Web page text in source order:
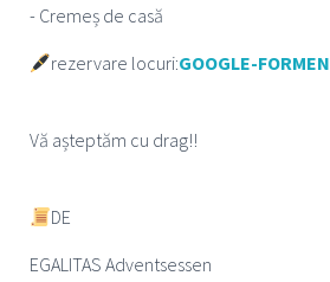
- Cremeș de casă
rezervare locuri:GOOGLE-FORMEN
Vă așteptăm cu drag!!
DE
EGALITAS Adventsessen